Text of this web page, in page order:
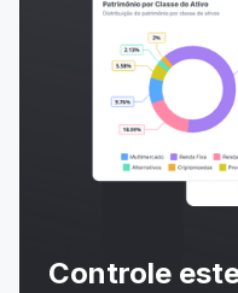
Controle